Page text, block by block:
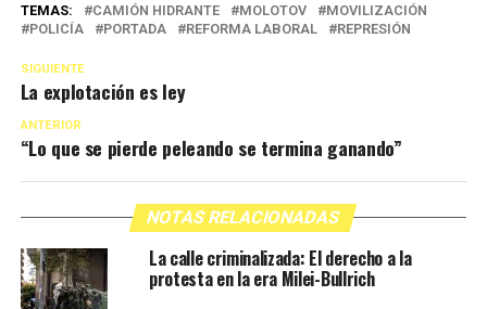
TEMAS: CAMIÓN HIDRANTE MOLOTOV
MOVILIZACIÓN
POLICÍA
PORTADA REFORMA LABORAL REPRESIÓN
SIGUIENTE
La explotación es ley
ANTERIOR
“Lo que se pierde peleando se termina ganando”
NOTAS RELACIONADAS
La calle criminalizada: El derecho a la
protesta en la era Milei-Bullrich